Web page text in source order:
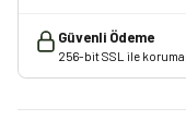
Güvenli Ödeme
256-bit SSL ile